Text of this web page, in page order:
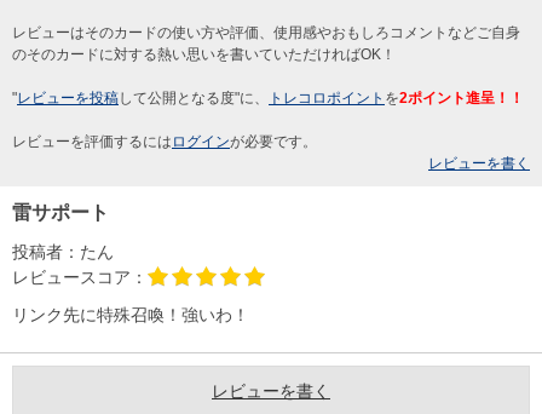
レビューはそのカードの使い方や評価、使用感やおもしろコメントなどご自身
のそのカードに対する熱い思いを書いていただければOK！
"レビューを投稿して公開となる度"に、 トレコロポイント を2ポイント進呈！！
レビューを評価するには ログインが必要です。
レビューを書く
雷サポート
投稿者： たん
レビュースコア：
リンク先に特殊召喚！強いわ！
レビューを書く